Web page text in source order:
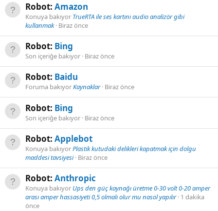
Robot: Amazon
Konuya bakıyor TrueRTA ile ses kartını audio analizör gibi
kullanmak Biraz önce
Robot: Bing
Son içeriğe bakıyor Biraz önce
Robot: Baidu
Foruma bakıyorKaynaklar Biraz önce
Robot: Bing
Son içeriğe bakıyor Biraz önce
Robot: Applebot
Konuya bakıyorPlastik kutudaki delikleri kapatmak için dolgu
maddesi tavsiyesi Biraz önce
Robot: Anthropic
Konuya bakıyor Ups den güç kaynağı üretme 0-30 volt 0-20 amper
arası amper hassasiyeti 0,5 olmalı olur mu nasol yapılır 1 dakika
önce